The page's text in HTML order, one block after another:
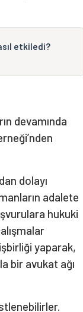
etkiledi?
devamında
dolayı
adalete
hukuki
yaparak,
bir avukat ağı